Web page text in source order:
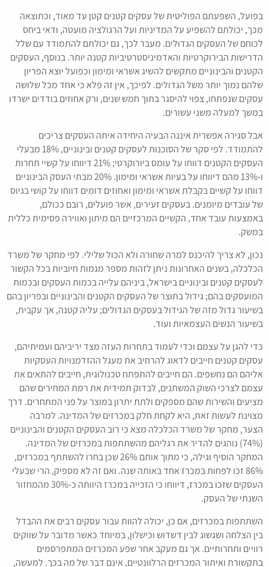
בפועל, השפעתם הפוליטית של עסקים קטנים קטן עד מאוד, וכתוצאה
מכך, יכולתם להשפיע על המדיניות ועל הרגולציה מועטה, ודאי ביחס
לכוחם של העסקים הגדולים. מעבר לכך, גם יכולתם להתמודד עם שלל
הדרישות הבירוקרטיות והאדמיניסטרטיביות קטנה יותר. בנוסף, העסקים
הקטנים והבינוניים מתקשים להשיג אשראי ומימון וכפועל יוצא הפריון
שלהם נמוך יותר משל הגדולים. לפיכך, אין זה פלא כי אחד מכל שלושה
עסקים שנפתחו, צפוי להיסגר בתוך חמש שנים, ורק אחוזים בודדים ישרדו
במשך למעלה משני עשורים.
אבל סגירה אפשרית איננה הבעיה היחידה איתה העסקים צריכים
להתמודד. לפי סקר של הסוכנות לעסקים קטנים ובינוניים, 18% מבעלי
העסקים הקטנים דווחו על עומס ביורוקרטי; 21% דיווחו על קשיי תחרות
ו-13% מהם דיווחו על בעיות אשראי ומימון. 20% מבתי העסק הבינוניים
דווחו על קשיים בקבלת אשראי ומימון ואחוזים דומים דווחו על קושי בגיוס
של עובדים מיומנים. בעסקים זעירים, אשר פועלים, רובם ככולם,
באמצעות עובד אחד, הקשיים המרכזיים הם מיתון ואווירה פסימית כללית
במשק.
נכון, לא צריך להיכנס למרה שחורה ולא הכול שלילי. לפי מחקר של משרד
הכלכלה, בשנים האחרונות ניתן לזהות מספר מגמות חיוביות בכל הקשור
לעסקים קטנים ובינוניים בישראל, ביניהם עלייה בכמות העסקים ובכמות
המועסקים בהם; גידול בתוצר של העסקים הקטנים והבינוניים ובפריון בהם
בשיעור גדול מזה של הגידול בעסקים הגדולים; עליה קטנה, אך עקבית,
בשיעור הנשים העצמאיות ועוד.
כדי להגן על עצמם וכדי לעמוד בתחרות העזה מצד יריביהם ועמיתיהם,
עסקים קטנים חייבים לדאוג להרחיב את מעגל ההזדמנויות העסקיות
אליהם הם נחשפים. הם חייבים להתפתח טכנולוגית, חייבים להתאים את
עצמם לצרכי השוק המשתנים, לבדוק תמידית את רמת המחירים שהם
מציעים והשירות שהם מספקים ולתת יתרון במוצר על פני המתחרים. דרך
מצוינת לעשות זאת, היא לקחת חלק במכרזים של המדינה. למרבה
הצער, מחקר של משרד הכלכלה מצא כי רוב העסקים הקטנים והבינוניים
(74%) נוהגים להדיר את רגליהם מהשתתפות במכרזים של המדינה.
המחקר הוסיף וגילה, כי מתוך אותם 26% שכן בחרו להשתתף במכרזים,
86% זכו לפחות במכרז אחד באותה שנה. ואם זה לא מספיק, הרי שבעלי
העסקים שזכו במכרז, דיווחו כי הזכייה במכרז היוותה כ-30% מהמחזור
השנתי של העסק.
השתתפות במכרזים, אם כן, יכולה להוות עבור עסקים רבים את ההבדל
בין הצלחה ושגשוג לבין דשדוש וכישלון, במיוחד כאשר מדובר על שווקים
רוויים ותחרותיים. אך גם מעקב אחר שפע המכרזים המתפרסמים
בתקשורת ואיתור המכרזים הרלוונטיים, אינם דבר של מה בכך. למעשה,